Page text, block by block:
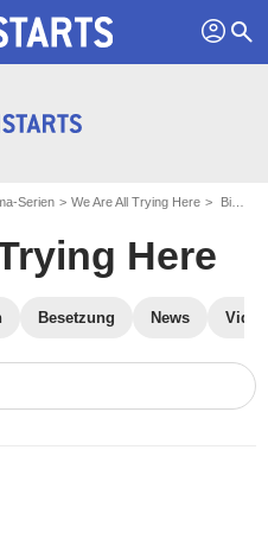
profil search
Serien We Are All Trying Here Bildergalerie We Are All Trying Here
Here
Besetzung News